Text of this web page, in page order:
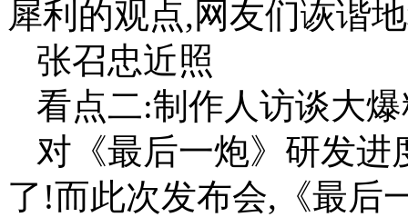
犀利的观点,网友们诙谐
张召忠近照
看点二:制作人访谈大
对《最后一炮》研发
了!而此次发布会,《最后